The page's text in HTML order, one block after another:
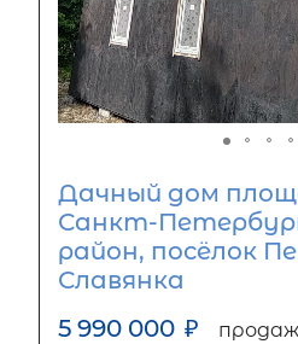
Дачный дом
Санкт-
район, посёлок
Славянка
5 990 000 ₽